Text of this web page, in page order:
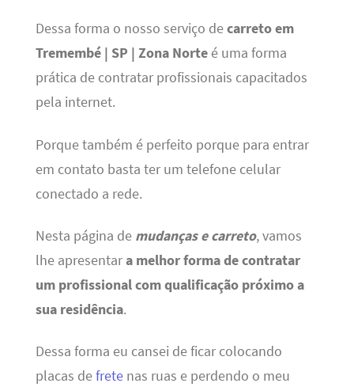
Dessa forma o nosso serviço decarreto em
Tremembé | SP | Zona Norteé uma forma
prática de contratar profissionais capacitados
pela internet.
Porque também é perfeito porque para entrar
em contato basta ter um telefone celular
conectado a rede.
Nesta página de mudanças e carreto, vamos
lhe apresentara melhor forma de contratar
um profissional com qualificação próximo a
sua residência.
Dessa forma eu cansei de ficar colocando
placas defretenas ruas e perdendo o meu